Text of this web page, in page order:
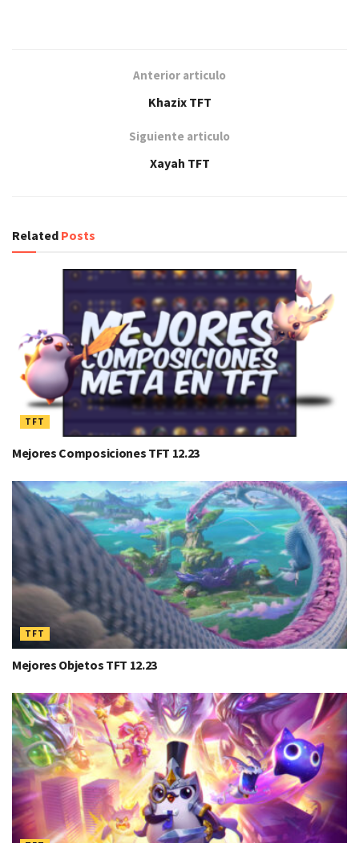
Anterior articulo
Khazix TFT
Siguiente articulo
Xayah TFT
Related Posts
TFT
Mejores Composiciones TFT 12.23
TFT
Mejores Objetos TFT 12.23